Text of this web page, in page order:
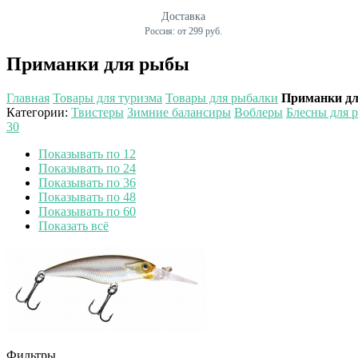
Доставка
Россия: от 299 руб.
Приманки для рыбы
Главная Товары для туризма Товары для рыбалки Приманки
Категории: Твистеры Зимние балансиры Воблеры Блесны для
30
Показывать по 12
Показывать по 24
Показывать по 36
Показывать по 48
Показывать по 60
Показать всё
Фильтры